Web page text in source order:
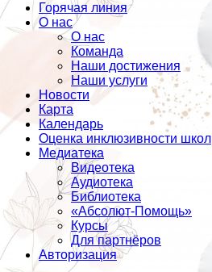
Горячая линия
О нас
О нас
Команда
Наши достижения
Наши услуги
Новости
Карта
Календарь
Оценка инклюзивности школ
Медиатека
Видеотека
Аудиотека
Библиотека
«Абсолют-Помощь»
Курсы
Для партнёров
Авторизация